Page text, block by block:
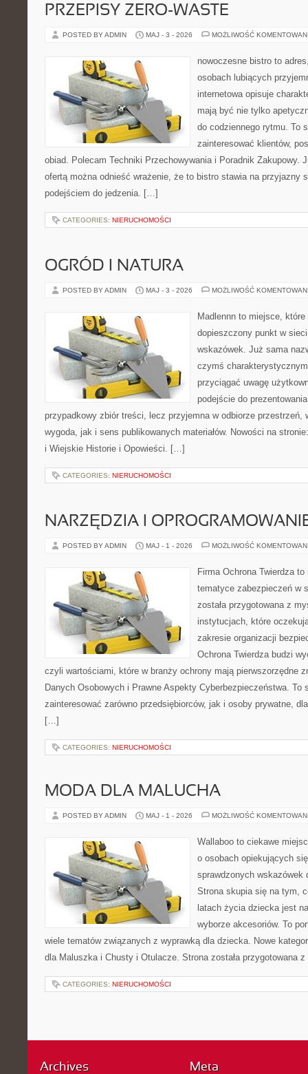
PRZEPISY ZERO-WASTE
POSTED BY ADMIN MAJ - 3 - 2026 MOŻLIWOŚĆ
nowoczesne bistro to
osobach lubiących
internetowa opisuje
mają być nie tylko
do codziennego rytmu. To
zainteresować klientów,
obiad. Polecam Techniki Przechowywania i Poradnik Zakupowy.
ofertą można odnieść wrażenie, że to bistro stawia na przyjazny
podejściem do jedzenia. […]
CATEGORIES: NIERUCHOMOŚCI
OGRÓD I NATURA
POSTED BY ADMIN MAJ - 3 - 2026 MOŻLIWOŚĆ
Madlennn to miejsce,
dopieszczony punkt w
wskazówek. Już sama
czymś
przyciągać uwagę
podejście do
przypadkowy zbiór treści, lecz przyjemna w odbiorze przestrzeń,
wygoda, jak i sens publikowanych materiałów. Nowości na
i Wiejskie Historie i Opowieści. […]
CATEGORIES: NIERUCHOMOŚCI
NARZĘDZIA I
POSTED BY ADMIN MAJ - 1 - 2026 MOŻLIWOŚĆ
Firma Ochrona Twierdza
tematyce zabezpieczeń w
została przygotowana z
instytucjach, które
zakresie organizacji
Ochrona Twierdza budzi
czyli wartościami, które w branży ochrony mają pierwszorzędne
Danych Osobowych i Prawne Aspekty Cyberbezpieczeństwa. To
zainteresować zarówno przedsiębiorców, jak i osoby prywatne,
[…]
CATEGORIES: NIERUCHOMOŚCI
MODA DLA MALUCHA
POSTED BY ADMIN MAJ - 1 - 2026 MOŻLIWOŚĆ
Wallaboo to ciekawe
o osobach opiekujących
sprawdzonych wskazówek
Strona skupia się na tym,
latach życia dziecka jest
wyborze akcesoriów. To
wiele tematów związanych z wyprawką dla dziecka. Nowe
dla Maluszka i Chusty i Otulacze. Strona została przygotowana
CATEGORIES: NIERUCHOMOŚCI
Archives Meta